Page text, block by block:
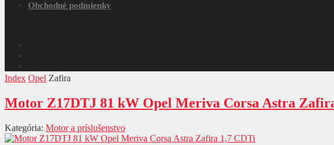
Obchodné podmienky
Index Opel Zafira
Motor Z17DTJ 81 kW Opel Meriva Corsa Astra
Kategória: Motor a príslušenstvo